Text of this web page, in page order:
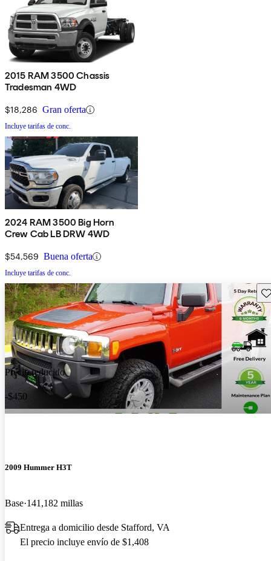
2015 RAM 3500 Chassis
Tradesman 4WD
$18,286 Gran oferta
Incluye tarifas de conc.
2024 RAM 3500 Big Horn
Crew Cab LB DRW 4WD
$54,569 Buena oferta
Incluye tarifas de conc.
Precio reducido
-$450
2009 Hummer H3T
Base 141,182 millas
Entrega a domicilio desde Stafford, VA
El precio incluye envío de $1,408